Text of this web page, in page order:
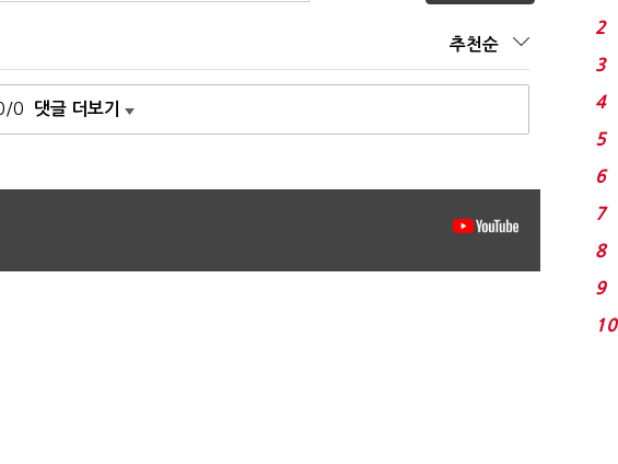
추천순
0 댓글 더보기
2
3
4
5
6
7
8
9
10